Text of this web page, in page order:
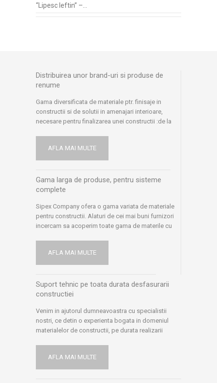
“Lipesc Ieftin” –…
Distribuirea unor brand-uri si produse de
renume
Gama diversificata de materiale ptr. finisaje in
constructii si de solutii in amenajari interioare,
necesare pentru finalizarea unei constructii :de la
domeniu, pe care doar anumiti furnizori le pot oferi.
Avem parteneriate stranse cu cei mai buni furnizori:
Rigips Saint Gobain, Akzo Nobel, Brikston, Holcim,
ACO, Romstal.
AFLA MAI MULTE
Gama larga de produse, pentru sisteme
complete
Sipex Company ofera o gama variata de materiale
pentru constructii. Alaturi de cei mai buni furnizori
incercam sa acoperim toate gama de materile cu
sau ale micilor meseriasi ori clientilor finali. Suntem
mereu in cautare de noi produse si tehnologii
AFLA MAI MULTE
Suport tehnic pe toata durata desfasurarii
constructiei
Venim in ajutorul dumneavoastra cu specialistii
nostri, ce detin o experienta bogata in domeniul
materialelor de constructii, pe durata realizarii
constructiei, dar si ulterior. Comunicam cu experti in
domeniu: arhitecti, ingineri, furnizori si producatori,
AFLA MAI MULTE